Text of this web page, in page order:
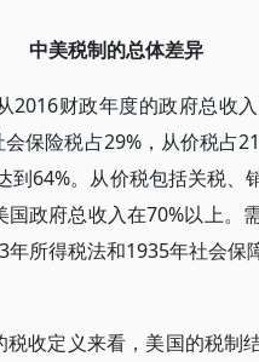
中美税制的总体差异
2016财政年度的政府总收
保险税占29%，从价税占
到64%。从价税包括关税、
政府总收入在70%以上。
所得税法和1935年社会保
收定义来看，美国的税制